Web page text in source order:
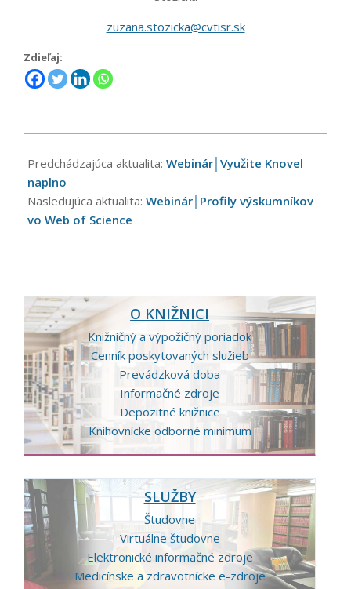
zuzana.stozicka@cvtisr.sk
Zdieľaj:
04-
10
Predchádzajúca aktualita: Webinár│Využite Knovel
naplno
Nasledujúca aktualita: Webinár│Profily výskumníkov
vo Web of Science
O KNIŽNICI
Knižničný a výpožičný poriadok
Cenník poskytovaných služieb
Prevádzková doba
Informačné zdroje
Depozitné knižnice
Knihovnícke odborné minimum
SLUŽBY
Študovne
Virtuálne študovne
Elektronické informačné zdroje
Medicínske a zdravotnícke e-zdroje